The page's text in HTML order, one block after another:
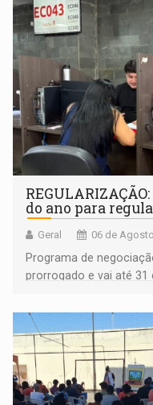
do ano para
Geral 06 de
Programa de
prorrogado e vai até 31